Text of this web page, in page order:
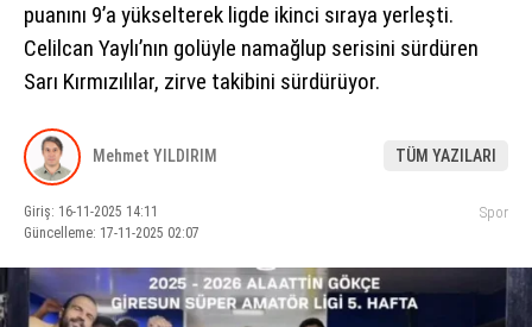
WhatsApp İhbar Hattı
ASAYIŞ
SPOR
EĞITIM
SAĞLIK
SERVISLER
puanını 9’a yükselterek ligde ikinci sıraya yerleşti.
Celilcan Yaylı’nın golüyle namağlup serisini sürdüren
Sarı Kırmızılılar, zirve takibini sürdürüyor.
Mehmet YILDIRIM TÜM YAZILARI
Giriş: 16-11-2025 14:11
Güncelleme: 17-11-2025 02:07
Spor